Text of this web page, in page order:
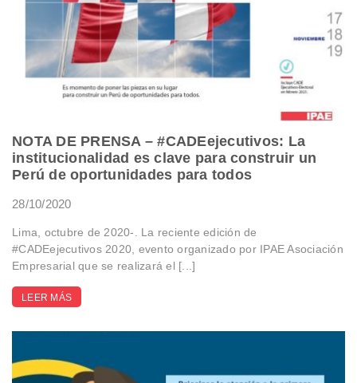
NOTA DE PRENSA – #CADEejecutivos: La
institucionalidad es clave para construir un
Perú de oportunidades para todos
28/10/2020
Lima, octubre de 2020-. La reciente edición de
#CADEejecutivos 2020, evento organizado por IPAE Asociación
Empresarial que se realizará el [...]
LEER MÁS